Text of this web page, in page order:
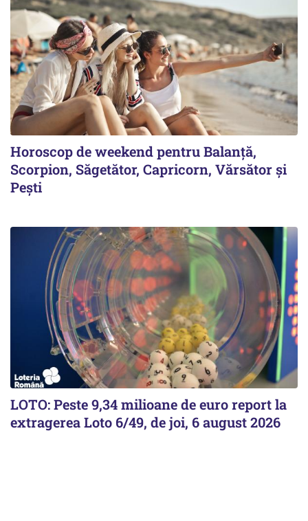
Horoscop de weekend pentru Balanță,
Scorpion, Săgetător, Capricorn, Vărsător și
Pești
LOTO: Peste 9,34 milioane de euro report la
extragerea Loto 6/49, de joi, 6 august 2026